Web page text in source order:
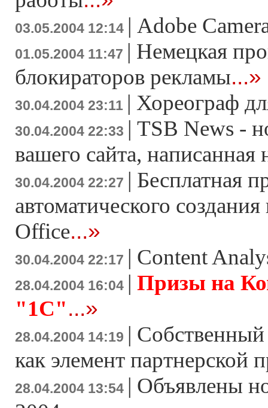
03.05.2004 12:14 | Adobe
01.05.2004 11:47 | Немецкая
блокираторов рекламы...»
30.04.2004 23:11 | Хореограф
30.04.2004 22:33 | TSB News -
вашего сайта, написанная
30.04.2004 22:27 | Бесплатная
автоматического
Office...»
30.04.2004 22:17 | Content
28.04.2004 16:04 | Призы на
"1С"...»
28.04.2004 14:19 | Собственный
как элемент партнерской
28.04.2004 13:54 | Объявлены